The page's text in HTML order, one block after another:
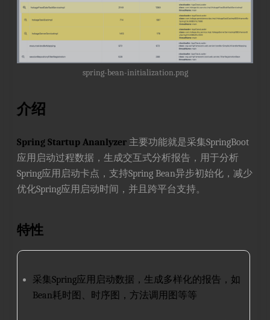
spring-bean-initialization.png
介绍
Spring Startup Ananlyzer主要功能就是采集SpringBoot
应用启动过程数据，生成交互式分析报告，用于分析
Spring应用启动卡点，支持Spring Bean异步初始化，减少
优化Spring应用启动时间，并且跨平台支持。
特性
采集Spring应用启动数据，生成多样化的报告，如
Bean耗时图、时序图，方法调用图等等